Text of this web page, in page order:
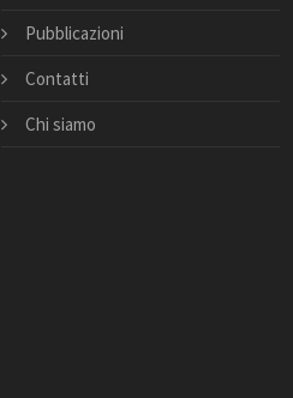
Pubblicazioni
Contatti
Chi siamo